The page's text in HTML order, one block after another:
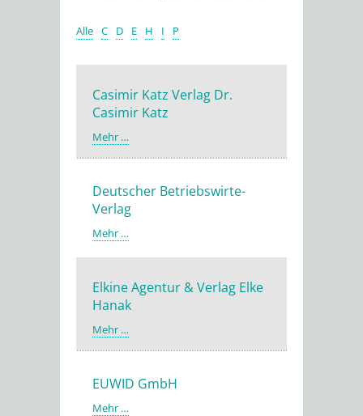
Alle C D E H I P
Casimir Katz Verlag Dr.
Casimir Katz
Mehr …
Deutscher Betriebswirte-
Verlag
Mehr …
Elkine Agentur & Verlag Elke
Hanak
Mehr …
EUWID GmbH
Mehr …